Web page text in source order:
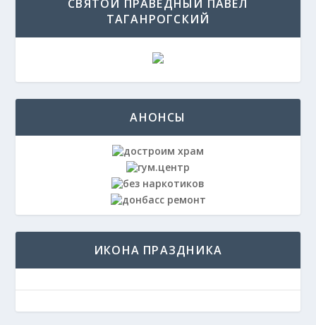
СВЯТОЙ ПРАВЕДНЫЙ ПАВЕЛ
ТАГАНРОГСКИЙ
АНОНСЫ
ИКОНА ПРАЗДНИКА